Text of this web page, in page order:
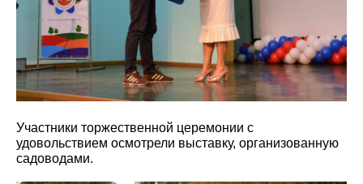
Участники торжественной церемонии с
удовольствием осмотрели выставку, организованную
садоводами.